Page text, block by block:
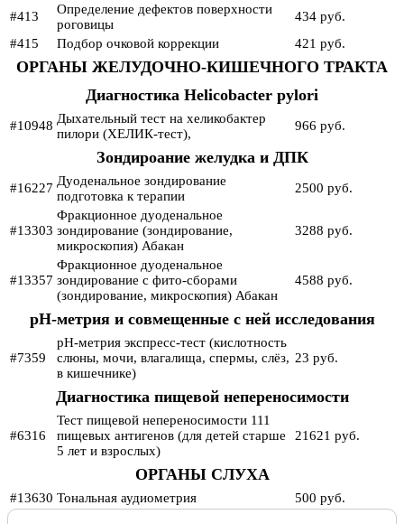
#413
Определение дефектов поверхности
роговицы
434 руб.
#415
Подбор очковой коррекции 421 руб.
ОРГАНЫ ЖЕЛУДОЧНО-КИШЕЧНОГО ТРАКТА
Диагностика Helicobacter pylori
#10948 Дыхательный тест на хеликобактер
пилори (ХЕЛИК-тест),
966 руб.
Зондироание желудка и ДПК
#16227 Дуоденальное зондирование
подготовка к терапии
2500 руб.
#13303
Фракционное дуоденальное
зондирование (зондирование,
микроскопия) Абакан
3288 руб.
#13357
Фракционное дуоденальное
зондирование с фито-сборами
(зондирование, микроскопия) Абакан
4588 руб.
рН-метрия и совмещенные с ней исследования
#7359
рН-метрия экспресс-тест (кислотность
слюны, мочи, влагалища, спермы, слёз,
в кишечнике)
23 руб.
Диагностика пищевой непереносимости
#6316
Тест пищевой непереносимости 111
пищевых антигенов (для детей старше
5 лет и взрослых)
21621 руб.
ОРГАНЫ СЛУХА
#13630 Тональная аудиометрия 500 руб.